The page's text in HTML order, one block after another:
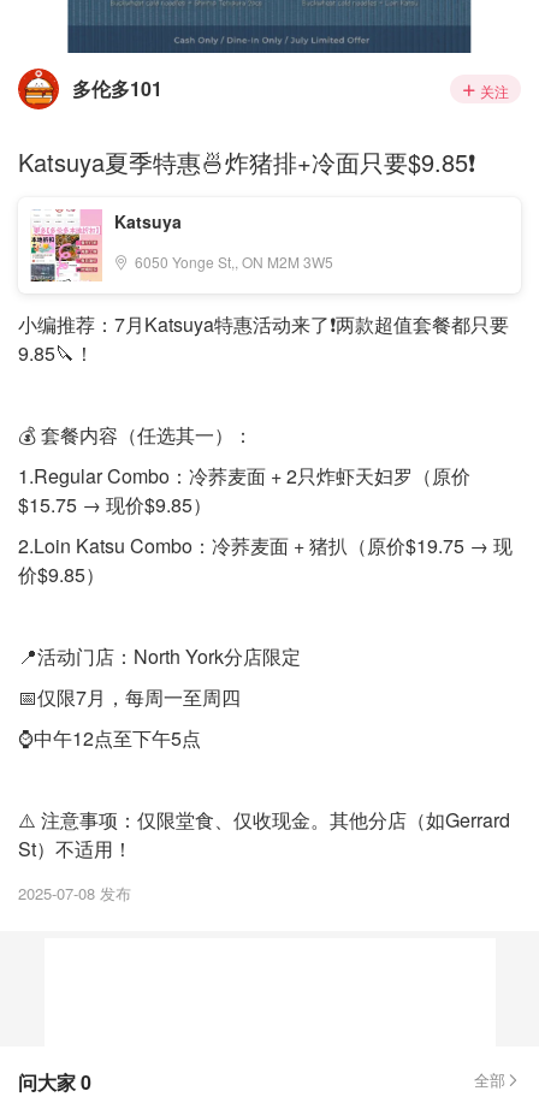
多伦多101 关注
Katsuya夏季特惠🍜炸猪排+冷面只要$9.85❗️
Katsuya
6050 Yonge St,, ON M2M 3W5
小编推荐：7月Katsuya特惠活动来了❗️两款超值套餐都只要
9.85🔪！
💰 套餐内容（任选其一）：
1.Regular Combo：冷荞麦面 + 2只炸虾天妇罗（原价
$15.75 → 现价$9.85）
2.Loin Katsu Combo：冷荞麦面 + 猪扒（原价$19.75 → 现
价$9.85）
📍活动门店：North York分店限定
📅仅限7月，每周一至周四
⌚️中午12点至下午5点
⚠️ 注意事项：仅限堂食、仅收现金。其他分店（如Gerrard
St）不适用！
2025-07-08 发布
问大家0 全部